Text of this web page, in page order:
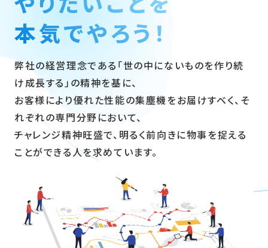
本気でやろう！
弊社の経営理念である「世の中にないものを作り続
け成長する」の精神を基に、
お客様により優れた性能の集塵機をお届けすべく、そ
れぞれの専門分野において、
チャレンジ精神旺盛で、明るく前向きに物事を捉える
ことができる人を求めています。